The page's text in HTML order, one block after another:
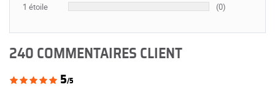
1 étoile
(0)
240 COMMENTAIRES CLIENT
5/5